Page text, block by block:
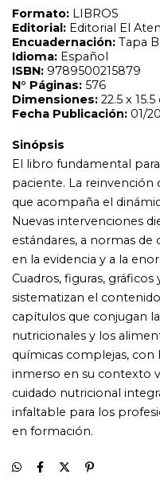
estándares, a normas de
en la evidencia y a la enorme
Cuadros, figuras, gráficos y
sistematizan el contenido de
capítulos que conjugan las
nutricionales y los alimentos
químicas complejas, con las
inmerso en su contexto
infaltable para los
en formación.